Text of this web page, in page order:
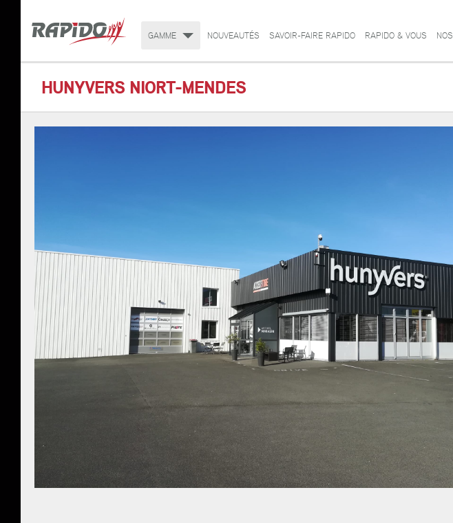
GAMME NOUVEAUTÉS SAVOIR-FAIRE RAPIDO RAPIDO & VOUS
HUNYVERS NIORT-MENDES